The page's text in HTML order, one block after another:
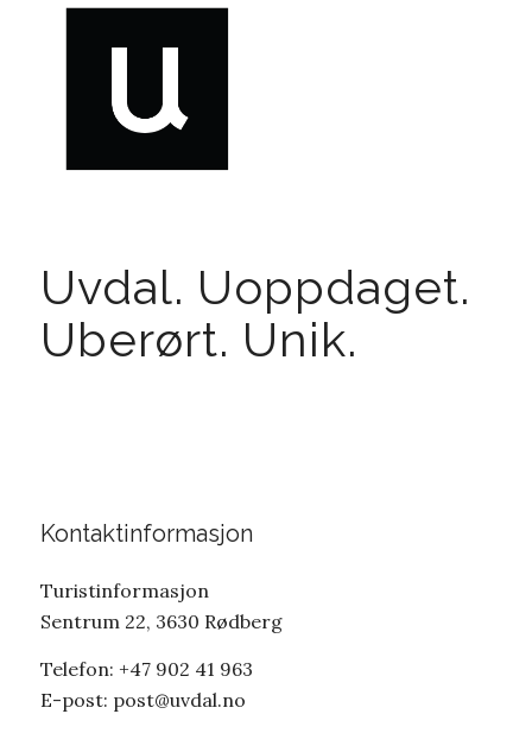
Uvdal. Uoppdaget.
Uberørt. Unik.
Kontaktinformasjon
Turistinformasjon
Sentrum 22, 3630 Rødberg
Telefon: +47 902 41 963
E-post: post@uvdal.no